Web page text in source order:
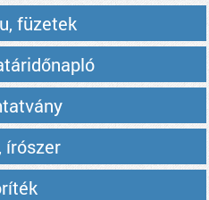
füzetek
írószer